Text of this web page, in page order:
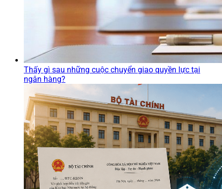
Thấy gì sau những cuộc chuyển giao quyền lực tại
ngân hàng?